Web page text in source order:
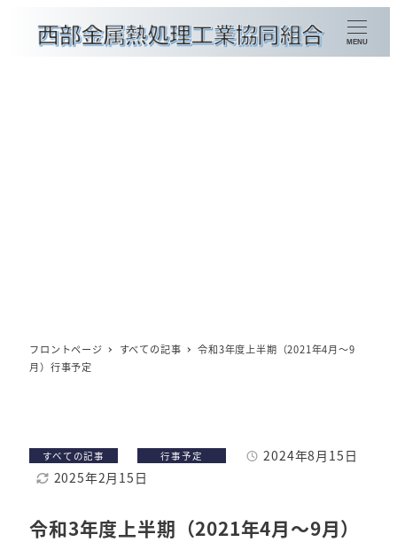
セミナー・講習会などの開催案内
MENU
フロントページ すべての記事
令和3年度上半期（2021年4月～9
月）行事予定
令和3年度上半期（2021年4月～9月）
投稿日2024年8月15日
更新日2025年2月15日
カテゴリー
すべての記事 カテゴリー
行事予定